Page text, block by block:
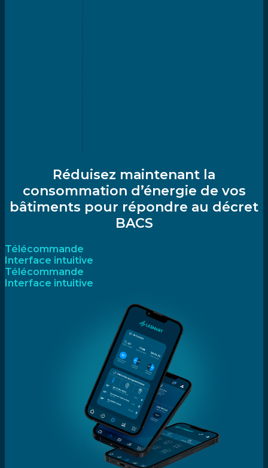
Réduisez maintenant la
consommation d’énergie de vos
bâtiments pour répondre au décret
BACS
Télécommande
Interface intuitive
Télécommande
Interface intuitive